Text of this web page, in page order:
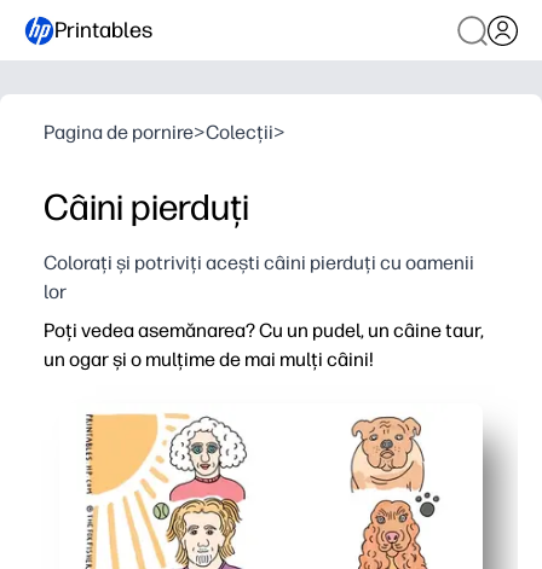
Printables
Pagina de pornire>Colecții>
Câini pierduți
Colorați și potriviți acești câini pierduți cu oamenii
lor
Poți vedea asemănarea? Cu un pudel, un câine taur,
un ogar și o mulțime de mai mulți câini!